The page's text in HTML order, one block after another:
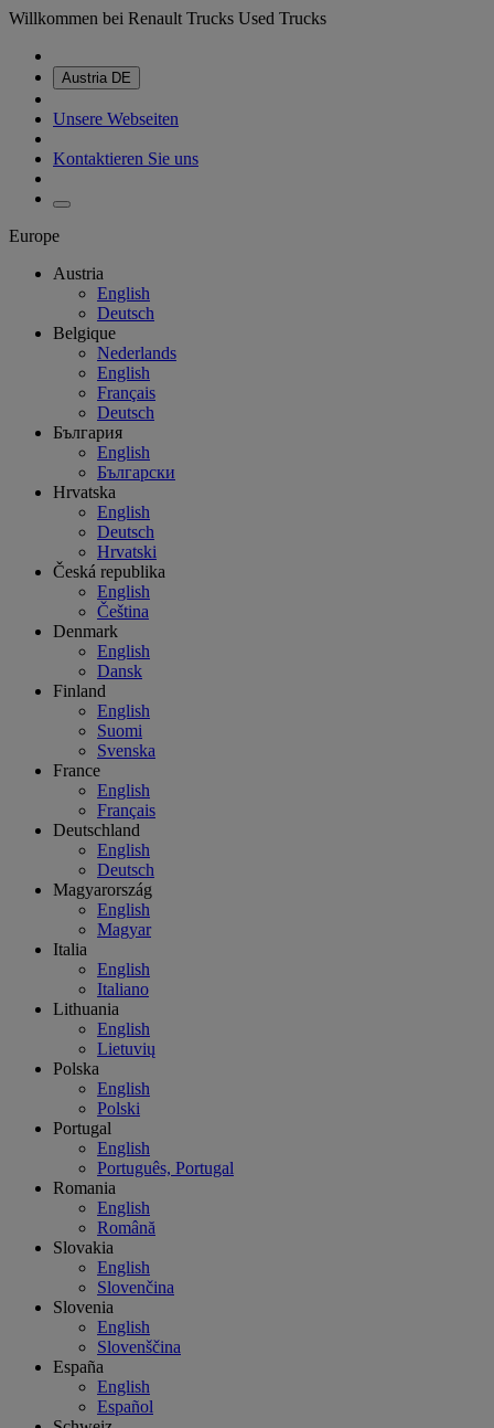
Willkommen bei Renault Trucks Used Trucks
Austria DE
Unsere Webseiten
Kontaktieren Sie uns
Europe
Austria
English
Deutsch
Belgique
Nederlands
English
Français
Deutsch
България
English
Български
Hrvatska
English
Deutsch
Hrvatski
Česká republika
English
Čeština
Denmark
English
Dansk
Finland
English
Suomi
Svenska
France
English
Français
Deutschland
English
Deutsch
Magyarország
English
Magyar
Italia
English
Italiano
Lithuania
English
Lietuvių
Polska
English
Polski
Portugal
English
Português, Portugal
Romania
English
Română
Slovakia
English
Slovenčina
Slovenia
English
Slovenščina
España
English
Español